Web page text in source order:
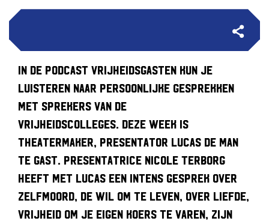
In de podcast Vrijheidsgasten kun je
luisteren naar persoonlijke gesprekken
met sprekers van de
Vrijheidscolleges. Deze week is
theatermaker, presentator Lucas de Man
te gast. Presentatrice Nicole Terborg
heeft met Lucas een intens gesprek over
zelfmoord, de wil om te leven, over liefde,
vrijheid om je eigen koers te varen, zijn